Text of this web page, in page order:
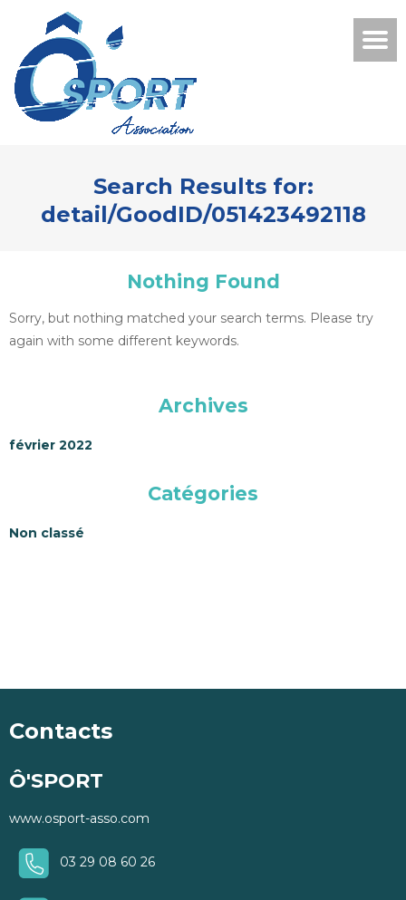
Search Results for:
detail/GoodID/051423492118
Nothing Found
Sorry, but nothing matched your search terms. Please try
again with some different keywords.
Archives
février 2022
Catégories
Non classé
Contacts
Ô'SPORT
www.osport-asso.com
03 29 08 60 26